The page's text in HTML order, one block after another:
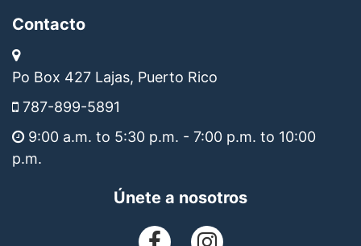
Contacto
Po Box 427 Lajas, Puerto Rico
787-899-5891
9:00 a.m. to 5:30 p.m. - 7:00 p.m. to 10:00
p.m.
Únete a nosotros